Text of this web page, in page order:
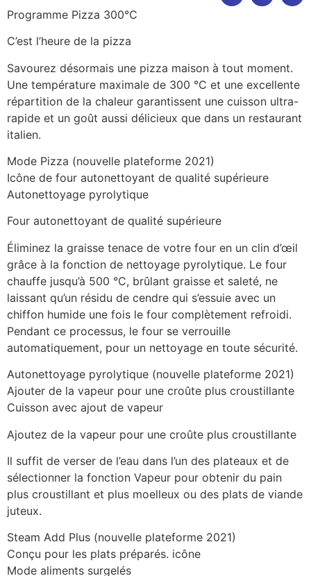
Programme Pizza 300℃
C’est l’heure de la pizza
Savourez désormais une pizza maison à tout moment.
Une température maximale de 300 °C et une excellente
répartition de la chaleur garantissent une cuisson ultra-
rapide et un goût aussi délicieux que dans un restaurant
italien.
Mode Pizza (nouvelle plateforme 2021)
Icône de four autonettoyant de qualité supérieure
Autonettoyage pyrolytique
Four autonettoyant de qualité supérieure
Éliminez la graisse tenace de votre four en un clin d’œil
grâce à la fonction de nettoyage pyrolytique. Le four
chauffe jusqu’à 500 °C, brûlant graisse et saleté, ne
laissant qu’un résidu de cendre qui s’essuie avec un
chiffon humide une fois le four complètement refroidi.
Pendant ce processus, le four se verrouille
automatiquement, pour un nettoyage en toute sécurité.
Autonettoyage pyrolytique (nouvelle plateforme 2021)
Ajouter de la vapeur pour une croûte plus croustillante
Cuisson avec ajout de vapeur
Ajoutez de la vapeur pour une croûte plus croustillante
Il suffit de verser de l’eau dans l’un des plateaux et de
sélectionner la fonction Vapeur pour obtenir du pain
plus croustillant et plus moelleux ou des plats de viande
juteux.
Steam Add Plus (nouvelle plateforme 2021)
Conçu pour les plats préparés. icône
Mode aliments surgelés